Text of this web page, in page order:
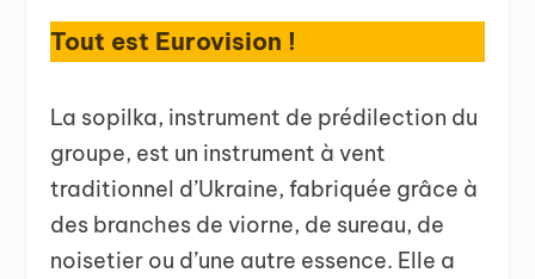
Tout est Eurovision !
La sopilka, instrument de prédilection du
groupe, est un instrument à vent
traditionnel d’Ukraine, fabriquée grâce à
des branches de viorne, de sureau, de
noisetier ou d’une autre essence. Elle a